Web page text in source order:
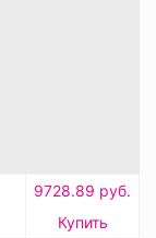
9728.89 руб.
Купить